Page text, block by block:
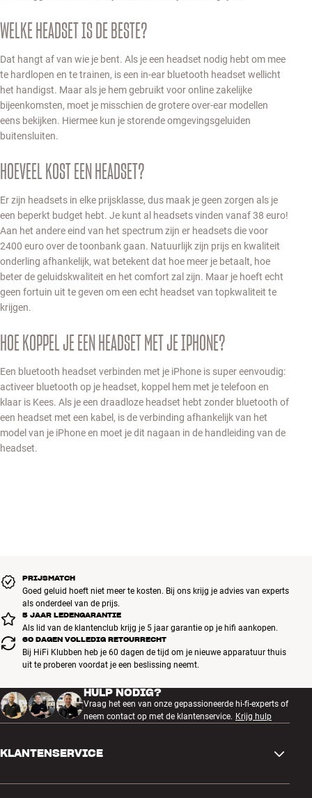
WELKE HEADSET IS DE BESTE?
Dat hangt af van wie je bent. Als je een headset nodig hebt om mee
te hardlopen en te trainen, is een in-ear bluetooth headset wellicht
het handigst. Maar als je hem gebruikt voor online zakelijke
bijeenkomsten, moet je misschien de grotere over-ear modellen
eens bekijken. Hiermee kun je storende omgevingsgeluiden
buitensluiten.
HOEVEEL KOST EEN HEADSET?
Er zijn headsets in elke prijsklasse, dus maak je geen zorgen als je
een beperkt budget hebt. Je kunt al headsets vinden vanaf 38 euro!
Aan het andere eind van het spectrum zijn er headsets die voor
2400 euro over de toonbank gaan. Natuurlijk zijn prijs en kwaliteit
onderling afhankelijk, wat betekent dat hoe meer je betaalt, hoe
beter de geluidskwaliteit en het comfort zal zijn. Maar je hoeft echt
geen fortuin uit te geven om een echt headset van topkwaliteit te
krijgen.
HOE KOPPEL JE EEN HEADSET MET JE IPHONE?
Een bluetooth headset verbinden met je iPhone is super eenvoudig:
activeer bluetooth op je headset, koppel hem met je telefoon en
klaar is Kees. Als je een draadloze headset hebt zonder bluetooth of
een headset met een kabel, is de verbinding afhankelijk van het
model van je iPhone en moet je dit nagaan in de handleiding van de
headset.
PRIJSMATCH
Goed geluid hoeft niet meer te kosten. Bij ons krijg je advies van experts
als onderdeel van de prijs.
5 JAAR LEDENGARANTIE
Als lid van de klantenclub krijg je 5 jaar garantie op je hifi aankopen.
60 DAGEN VOLLEDIG RETOURRECHT
Bij HiFi Klubben heb je 60 dagen de tijd om je nieuwe apparatuur thuis
uit te proberen voordat je een beslissing neemt.
HULP NODIG?
Vraag het een van onze gepassioneerde hi-fi-experts of
neem contact op met de klantenservice. Krijg hulp
KLANTENSERVICE